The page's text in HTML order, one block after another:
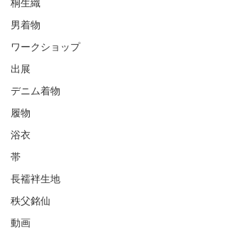
男着物
ワークショップ
出展
デニム着物
履物
浴衣
帯
長襦袢生地
秩父銘仙
動画